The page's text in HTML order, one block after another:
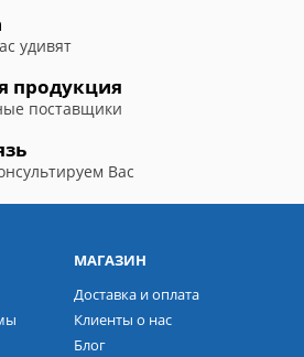
удивят
продукция
поставщики
Вас
МАГАЗИН
Доставка и оплата
Клиенты о нас
Блог